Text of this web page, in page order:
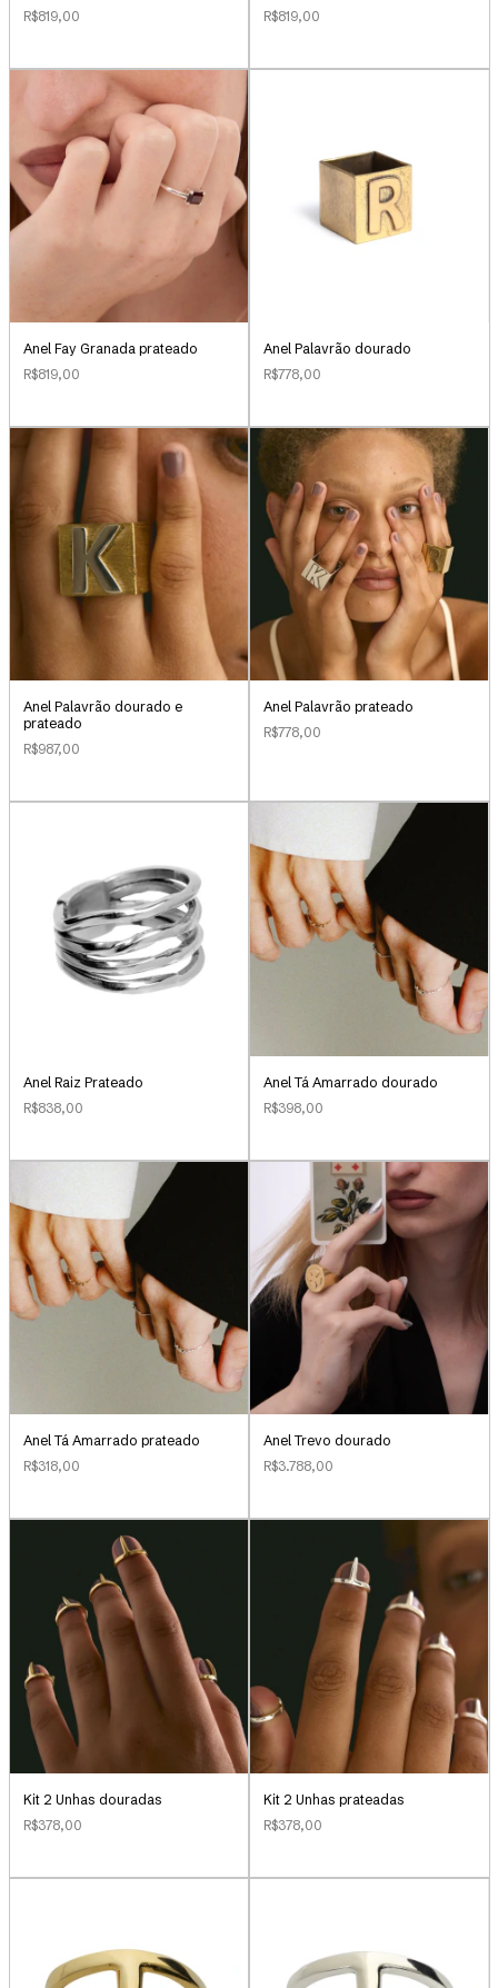
R$819,00
R$819,00
Anel Fay Granada prateado
R$819,00
Anel Palavrão dourado
R$778,00
Anel Palavrão dourado e
prateado
R$987,00
Anel Palavrão prateado
R$778,00
Anel Raiz Prateado
R$838,00
Anel Tá Amarrado dourado
R$398,00
Anel Tá Amarrado prateado
R$318,00
Anel Trevo dourado
R$3.788,00
Kit 2 Unhas douradas
R$378,00
Kit 2 Unhas prateadas
R$378,00